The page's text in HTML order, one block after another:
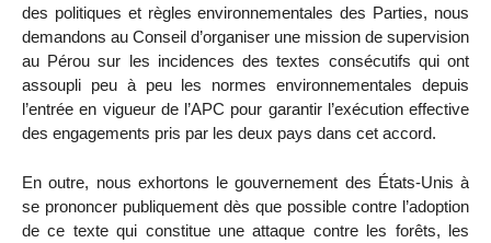
des politiques et règles environnementales des Parties, nous
demandons au Conseil d’organiser une mission de supervision
au Pérou sur les incidences des textes consécutifs qui ont
assoupli peu à peu les normes environnementales depuis
l’entrée en vigueur de l’APC pour garantir l’exécution effective
des engagements pris par les deux pays dans cet accord.
En outre, nous exhortons le gouvernement des États-Unis à
se prononcer publiquement dès que possible contre l’adoption
de ce texte qui constitue une attaque contre les forêts, les